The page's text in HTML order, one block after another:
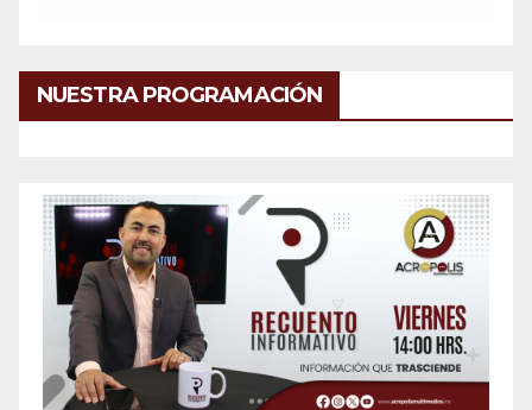
NUESTRA PROGRAMACIÓN